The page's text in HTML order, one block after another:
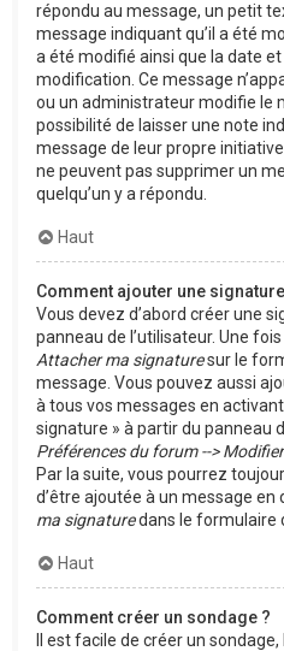
répondu au message, un petit
message indiquant qu’il a été
a été modifié ainsi que la date et
modification. Ce message
ou un administrateur modifie le
possibilité de laisser une note
message de leur propre
ne peuvent pas supprimer un
quelqu’un y a répondu.
Haut
Comment ajouter une
Vous devez d’abord créer une
panneau de l’utilisateur. Une
Attacher ma signaturesur le
message. Vous pouvez aussi
à tous vos messages en
signature » à partir du panneau
Préférences du forum -->
Par la suite, vous pourrez
d’être ajoutée à un message en
ma signaturedans le formulaire
Haut
Comment créer un sondage ?
Il est facile de créer un